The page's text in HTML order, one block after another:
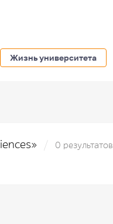
Жизнь университета
0 результатов